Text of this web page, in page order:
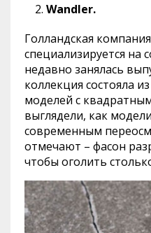
Wandler.
Голландская
специализируется на
недавно занялась
коллекция состояла
моделей с
выглядели, как
современным
отмечают – фасон
чтобы оголить